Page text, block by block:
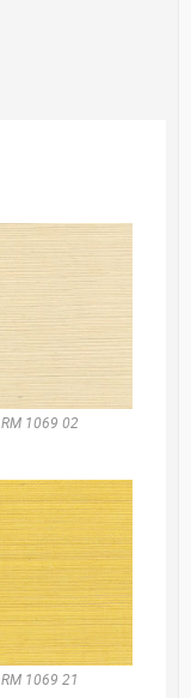
RM 1069 02
RM 1069 21